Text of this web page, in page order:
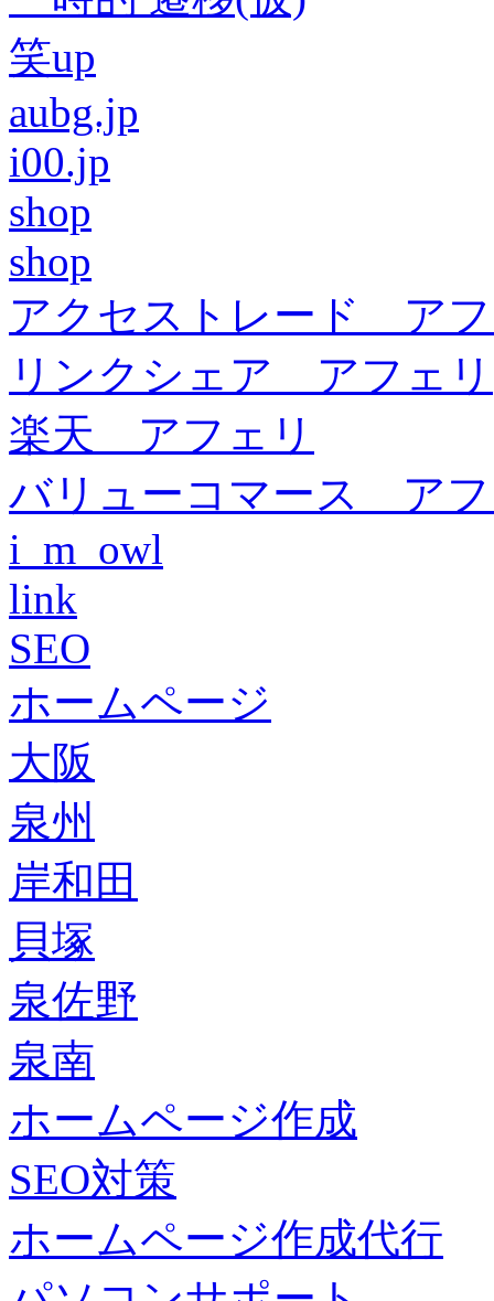
笑up
aubg.jp
i00.jp
shop
shop
アクセストレード ア
リンクシェア アフェリ
楽天 アフェリ
バリューコマース ア
i_m_owl
link
SEO
ホームページ
大阪
泉州
岸和田
貝塚
泉佐野
泉南
ホームページ作成
SEO対策
ホームページ作成代行